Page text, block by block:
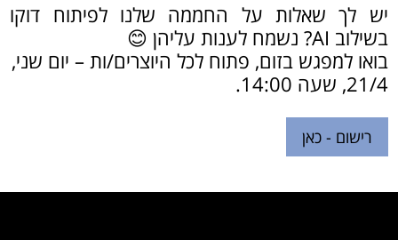
יש לך שאלות על החממה שלנו לפיתוח דוקו
בשילוב AI? נשמח לענות עליהן 😊
בואו למפגש בזום, פתוח לכל היוצרים/ות – יום שני,
21/4, שעה 14:00.
רישום - כאן